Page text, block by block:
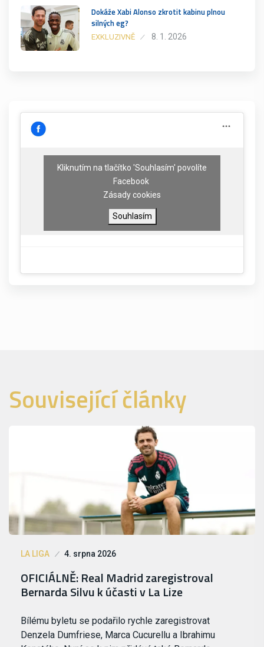
Dokáže Xabi Alonso zkrotit kabinu plnou
silných eg?
EXKLUZIVNĚ 8. 1. 2026
Kliknutím na tlačítko 'Souhlasím' povolíte
Facebook
Zásady cookies
Souhlasím
Související články
LA LIGA 4. srpna 2026
OFICIÁLNĚ: Real Madrid zaregistroval
Bernarda Silvu k účasti v La Lize
Bílému byletu se podařilo rychle zaregistrovat
Denzela Dumfriese, Marca Cucurellu a Ibrahimu